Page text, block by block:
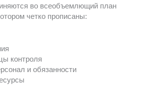
во всеобъемлющий план
четко прописаны:
контроля
и обязанности